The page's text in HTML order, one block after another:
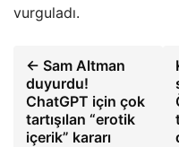
vurguladı.
← Sam Altman
duyurdu!
ChatGPT için çok
tartışılan “erotik
içerik” kararı